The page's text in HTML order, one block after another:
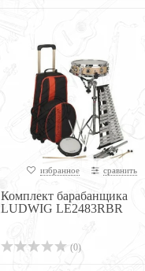
избранное сравнить
Комплект барабанщика
LUDWIG LE2483RBR
(0)